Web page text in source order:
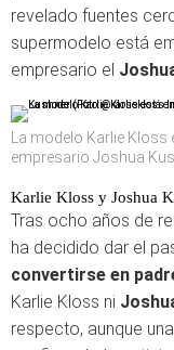
revelado fuentes
supermodelo está
empresario el
La modelo Karlie
empresario Joshua
Karlie Kloss y Joshua
Tras ocho años de
ha decidido dar el
convertirse en
Karlie Kloss ni
respecto, aunque